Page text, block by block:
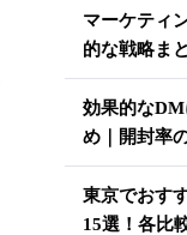
マーケティ
的な戦略ま
効果的な
め｜開封率
東京でおす
15選！各比